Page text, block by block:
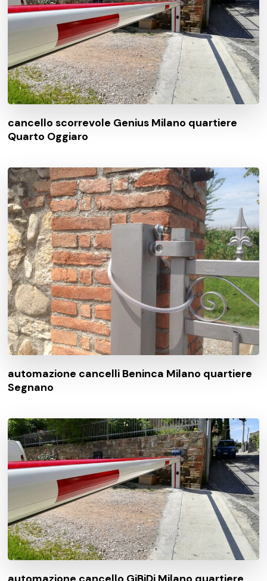
cancello scorrevole Genius Milano quartiere
Quarto Oggiaro
automazione cancelli Beninca Milano quartiere
Segnano